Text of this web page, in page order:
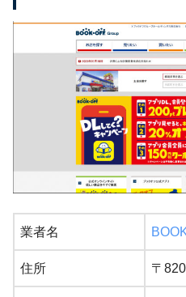
業者名
住所 〒